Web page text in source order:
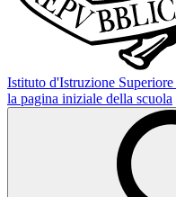
Istituto d'Istruzione Superiore
la pagina iniziale della scuola